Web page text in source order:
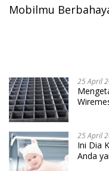
Mobilmu
25 April
25 April
Ini Dia
Anda